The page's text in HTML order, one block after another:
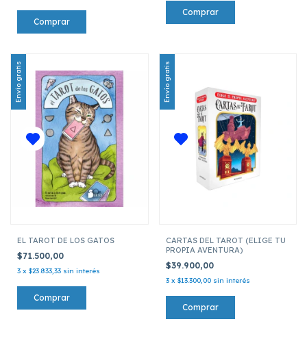
Envío gratis
EL TAROT DE LOS GATOS
$71.500,00
3 x $23.833,33 sin interés
Envío gratis
CARTAS DEL TAROT (ELIGE TU
PROPIA AVENTURA)
$39.900,00
3 x $13.300,00 sin interés